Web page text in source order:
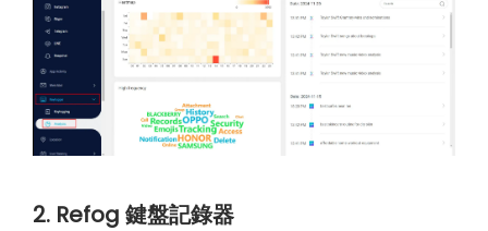
2. Refog 鍵盤記錄器